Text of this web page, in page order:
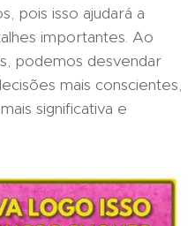
pois isso ajudará a
importantes. Ao
podemos desvendar
mais conscientes,
significativa e